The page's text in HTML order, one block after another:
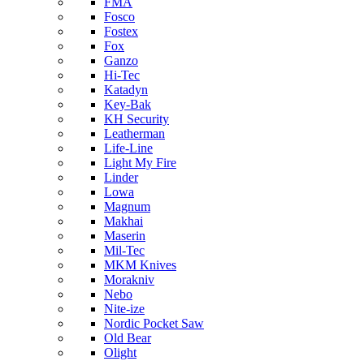
Fosco
Fostex
Fox
Ganzo
Hi-Tec
Katadyn
Key-Bak
KH Security
Leatherman
Life-Line
Light My Fire
Linder
Lowa
Magnum
Makhai
Maserin
Mil-Tec
MKM Knives
Morakniv
Nebo
Nite-ize
Nordic Pocket Saw
Old Bear
Olight